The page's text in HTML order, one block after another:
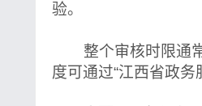
验。
整个审核时限通常
度可通过“江西省政